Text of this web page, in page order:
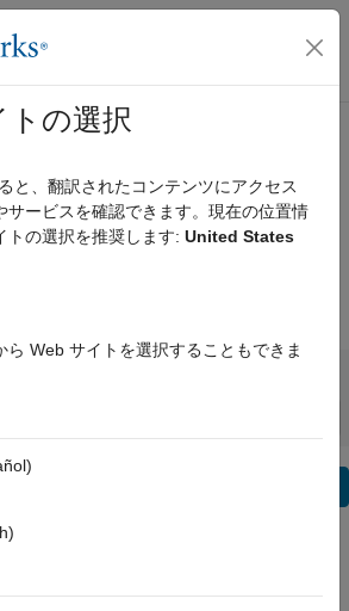
ス ナビゲーション メ
ョンおよびテス
Toolbox リリー
修正 expand all in page
: Parallel Computing Toolbox リリース ノ
この情報は役に立ちましたか？
トの選択
と、翻訳されたコンテンツにアクセス
サービスを確認できます。現在の位置情
トの選択を推奨します: United States
ら Web サイトを選択することもできま